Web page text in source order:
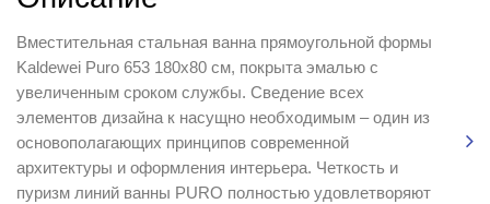
Вместительная стальная ванна прямоугольной формы
Kaldewei Puro 653 180x80 см, покрыта эмалью с
увеличенным сроком службы. Сведение всех
элементов дизайна к насущно необходимым – один из
основополагающих принципов современной
архитектуры и оформления интерьера. Четкость и
пуризм линий ванны PURO полностью удовлетворяют